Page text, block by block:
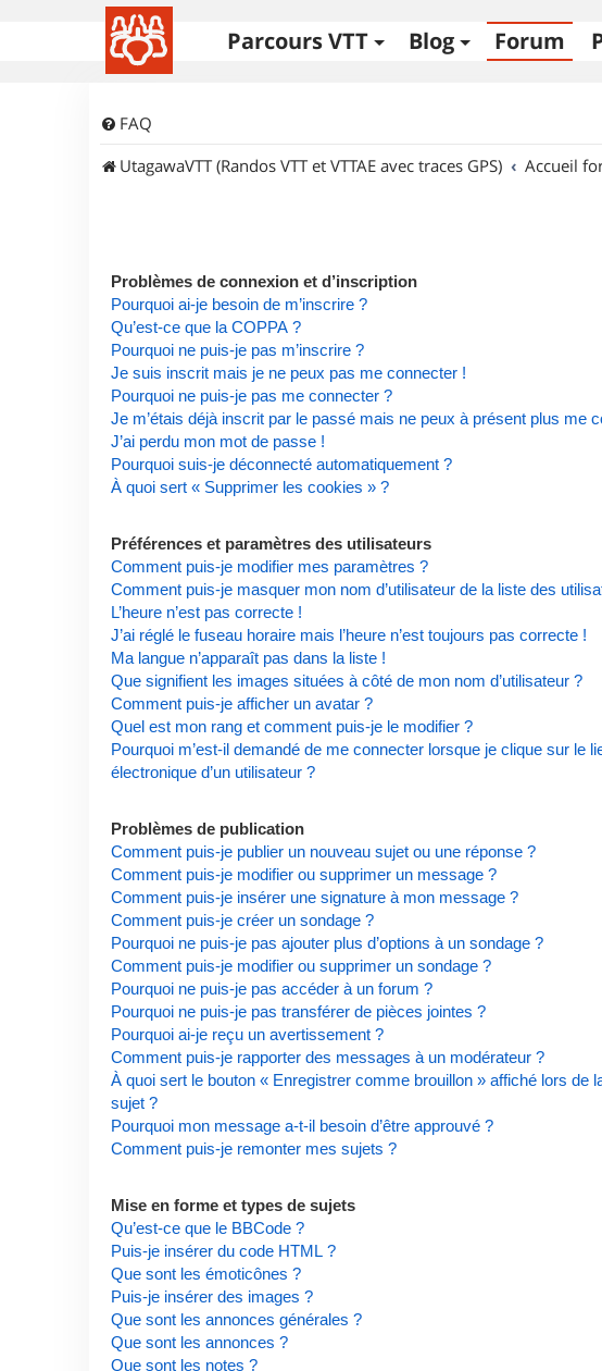
Parcours VTT Blog Forum
FAQ
UtagawaVTT (Randos VTT et VTTAE avec traces GPS)
Accueil
Problèmes de connexion et d’inscription
Pourquoi ai-je besoin de m’inscrire ?
Qu’est-ce que la COPPA ?
Pourquoi ne puis-je pas m’inscrire ?
Je suis inscrit mais je ne peux pas me connecter !
Pourquoi ne puis-je pas me connecter ?
Je m’étais déjà inscrit par le passé mais ne peux à présent plus me
J’ai perdu mon mot de passe !
Pourquoi suis-je déconnecté automatiquement ?
À quoi sert « Supprimer les cookies » ?
Préférences et paramètres des utilisateurs
Comment puis-je modifier mes paramètres ?
Comment puis-je masquer mon nom d’utilisateur de la liste des
L’heure n’est pas correcte !
J’ai réglé le fuseau horaire mais l’heure n’est toujours pas correcte !
Ma langue n’apparaît pas dans la liste !
Que signifient les images situées à côté de mon nom d’utilisateur ?
Comment puis-je afficher un avatar ?
Quel est mon rang et comment puis-je le modifier ?
Pourquoi m’est-il demandé de me connecter lorsque je clique sur le
électronique d’un utilisateur ?
Problèmes de publication
Comment puis-je publier un nouveau sujet ou une réponse ?
Comment puis-je modifier ou supprimer un message ?
Comment puis-je insérer une signature à mon message ?
Comment puis-je créer un sondage ?
Pourquoi ne puis-je pas ajouter plus d’options à un sondage ?
Comment puis-je modifier ou supprimer un sondage ?
Pourquoi ne puis-je pas accéder à un forum ?
Pourquoi ne puis-je pas transférer de pièces jointes ?
Pourquoi ai-je reçu un avertissement ?
Comment puis-je rapporter des messages à un modérateur ?
À quoi sert le bouton « Enregistrer comme brouillon » affiché lors de
sujet ?
Pourquoi mon message a-t-il besoin d’être approuvé ?
Comment puis-je remonter mes sujets ?
Mise en forme et types de sujets
Qu’est-ce que le BBCode ?
Puis-je insérer du code HTML ?
Que sont les émoticônes ?
Puis-je insérer des images ?
Que sont les annonces générales ?
Que sont les annonces ?
Que sont les notes ?